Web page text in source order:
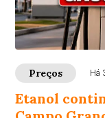
Preços Há
Etanol